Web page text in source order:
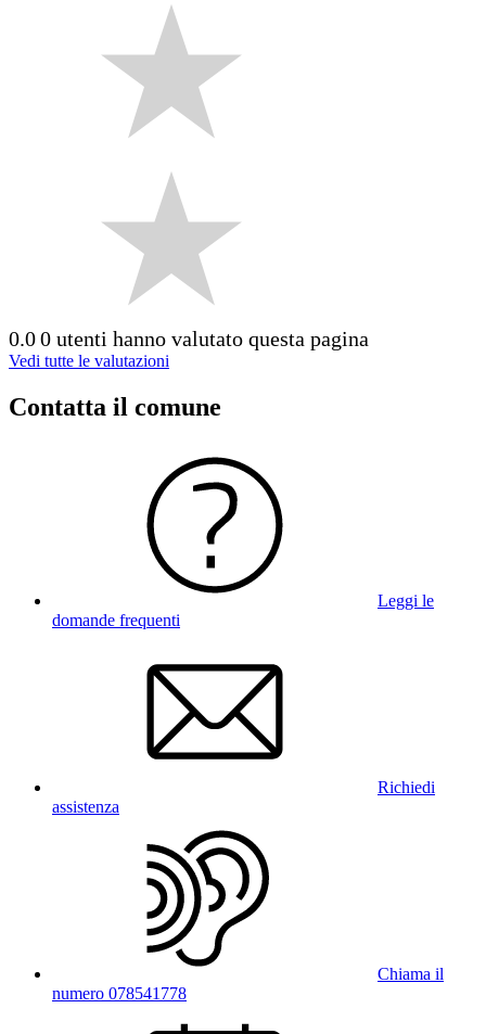
0.00 utenti hanno valutato questa pagina
Vedi tutte le valutazioni
Contatta il comune
Leggi le
domande frequenti
Richiedi
assistenza
Chiama il
numero 078541778